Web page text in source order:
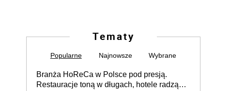
Tematy
Popularne Najnowsze Wybrane
Branża HoReCa w Polsce pod presją.
Restauracje toną w długach, hotele radzą